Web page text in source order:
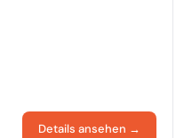
Details ansehen →